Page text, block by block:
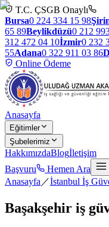
T.C. ÇSGB Onaylı
Bursa0 224 334 15 98
65 89Beylikdüzü0 212
312 472 04 10İzmir0 232
55Adana0 322 911 03 86
Online Ödeme
Anasayfa
Eğitimler
Şubelerimiz
HakkımızdaBlogİletişim
Başvuru
Hemen Ara
Anasayfa ／İstanbul İş
Başakşehir iş